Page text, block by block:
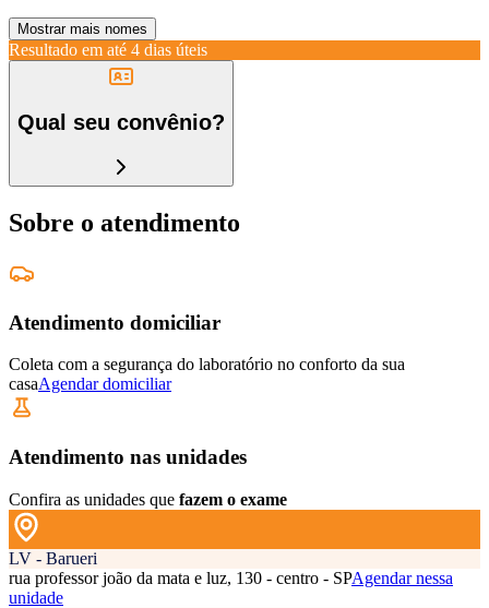
Mostrar mais nomes
Resultado em até 4 dias úteis
Qual seu convênio?
Sobre o atendimento
Atendimento domiciliar
Coleta com a segurança do laboratório no conforto da sua
casaAgendar domiciliar
Atendimento nas unidades
Confira as unidades que fazem o exame
LV - Barueri
rua professor joão da mata e luz, 130 - centro - SPAgendar nessa
unidade